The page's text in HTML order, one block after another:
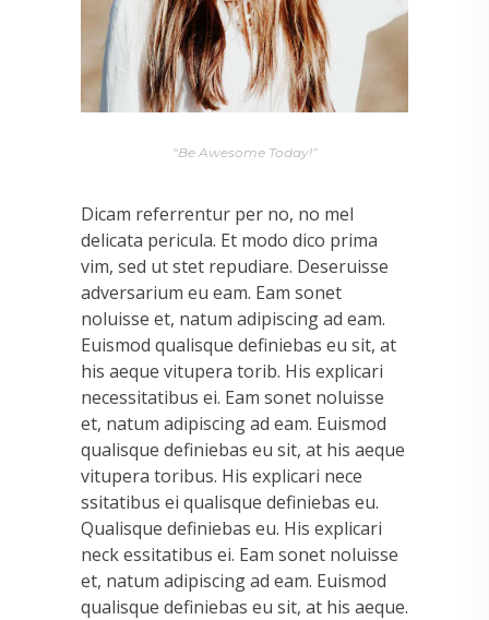
“Be Awesome Today!”
Dicam referrentur per no, no mel
delicata pericula. Et modo dico prima
vim, sed ut stet repudiare. Deseruisse
adversarium eu eam. Eam sonet
noluisse et, natum adipiscing ad eam.
Euismod qualisque definiebas eu sit, at
his aeque vitupera torib. His explicari
necessitatibus ei. Eam sonet noluisse
et, natum adipiscing ad eam. Euismod
qualisque definiebas eu sit, at his aeque
vitupera toribus. His explicari nece
ssitatibus ei qualisque definiebas eu.
Qualisque definiebas eu. His explicari
neck essitatibus ei. Eam sonet noluisse
et, natum adipiscing ad eam. Euismod
qualisque definiebas eu sit, at his aeque.